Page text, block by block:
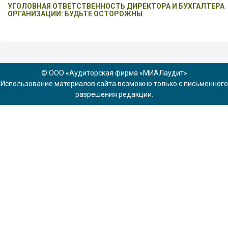
УГОЛОВНАЯ ОТВЕТСТВЕННОСТЬ ДИРЕКТОРА И БУХГАЛТЕРА
ОРГАНИЗАЦИИ: БУДЬТЕ ОСТОРОЖНЫ
© ООО «Аудиторская фирма «МИАЛаудит»
Использование материалов сайта возможно только с письменного
разрешения редакции.